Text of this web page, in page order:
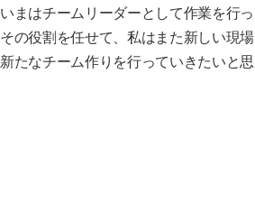
いまはチームリーダーとして作業を行
その役割を任せて、私はまた新しい現
新たなチーム作りを行っていきたいと思